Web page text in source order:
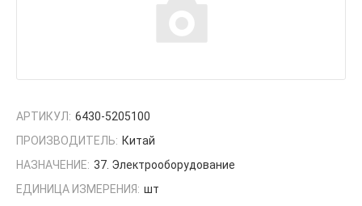
АРТИКУЛ: 6430-5205100
ПРОИЗВОДИТЕЛЬ: Китай
НАЗНАЧЕНИЕ: 37. Электрооборудование
ЕДИНИЦА ИЗМЕРЕНИЯ: шт